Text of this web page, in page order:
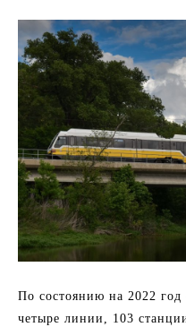
По состоянию на 2022 год
четыре линии, 103